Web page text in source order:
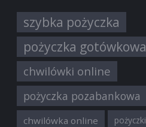
szybka pożyczka
pożyczka gotówkowa
chwilówki online
pożyczka pozabankowa
chwilówka online pożyczki